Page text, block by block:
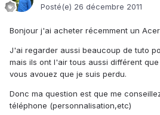
Posté(e) 26 décembre 2011
Bonjour j'ai acheter récemment un
J'ai regarder aussi beaucoup de tuto
mais ils ont l'air tous aussi différent
vous avouez que je suis perdu.
Donc ma question est que me
téléphone (personnalisation,etc)